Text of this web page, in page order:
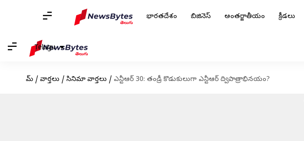
భారతదేశం బిజినెస్ అంతర్జాతీయం క్రీడలు
Telugu
హోమ్ / వార్తలు / సినిమా వార్తలు / ఎన్టీఆర్ 30: తండ్రీ కొడుకులుగా ఎన్టీఆర్ ద్విపాత్రాభినయం?